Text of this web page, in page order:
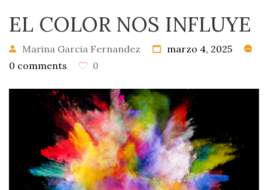
BLOG
EL COLOR NOS INFLUYE
Marina Garcia Fernandez
marzo 4, 2025
0 comments
0